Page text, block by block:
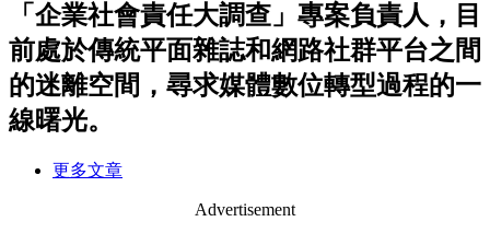
「企業社會責任大調查」專案負責人，目
前處於傳統平面雜誌和網路社群平台之間
的迷離空間，尋求媒體數位轉型過程的一
線曙光。
更多文章
Advertisement